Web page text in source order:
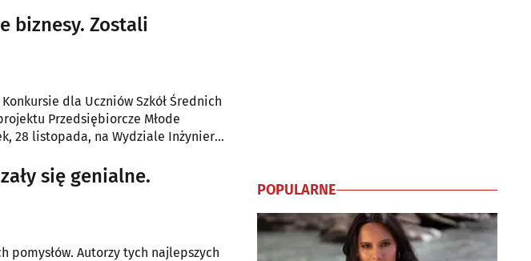
biznesy. Zostali
dla Uczniów Szkół Średnich
Przedsiębiorcze Młode
28 listopada, na Wydziale Inżynierii
z całego kraju.
się genialne.
pomysłów. Autorzy tych najlepszych
POPULARNE